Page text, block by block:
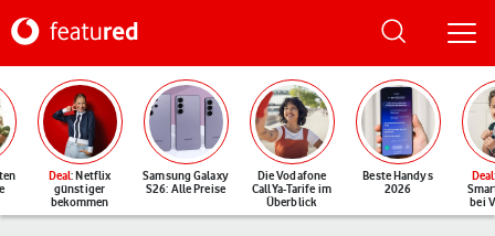
Deal: Netflix
günstiger
bekommen
Samsung Galaxy
S26: Alle Preise
Die Vodafone
CallYa-Tarife im
Überblick
Beste Handys
2026
Deal
bei